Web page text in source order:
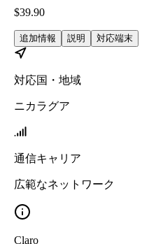
$39.90
追加情報 説明 対応端末
対応国・地域
ニカラグア
通信キャリア
広範なネットワーク
Claro